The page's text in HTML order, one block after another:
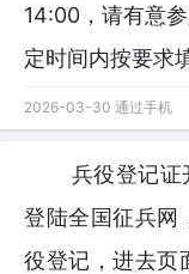
14:00，请有意
定时间内按要求
2026-03-30 通过手机
兵役登记证
登陆全国征兵网
役登记，进去页